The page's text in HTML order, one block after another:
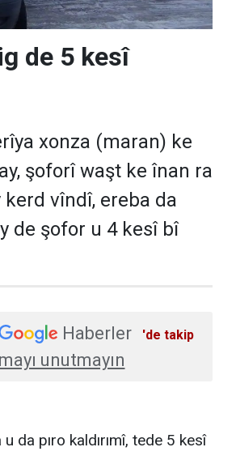
de 5 kesî
xonza (maran) ke
şoforî waşt ke înan ra
vîndî, ereba da
de şofor u 4 kesî bî
Haberler
'de takip
unutmayın
da pıro kaldırımî, tede 5 kesî